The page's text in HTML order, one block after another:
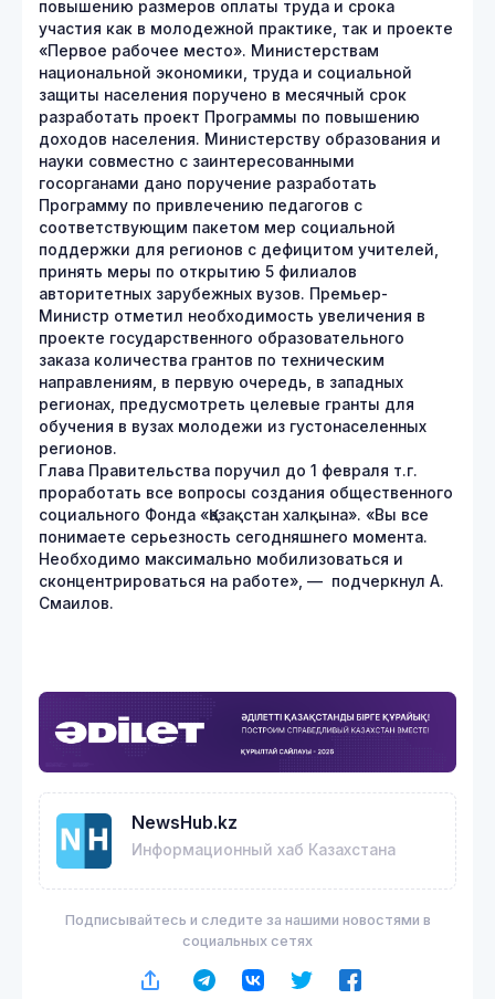
повышению размеров оплаты труда и срока
участия как в молодежной практике, так и проекте
«Первое рабочее место». Министерствам
национальной экономики, труда и социальной
защиты населения поручено в месячный срок
разработать проект Программы по повышению
доходов населения. Министерству образования и
науки совместно с заинтересованными
госорганами дано поручение разработать
Программу по привлечению педагогов с
соответствующим пакетом мер социальной
поддержки для регионов с дефицитом учителей,
принять меры по открытию 5 филиалов
авторитетных зарубежных вузов. Премьер-
Министр отметил необходимость увеличения в
проекте государственного образовательного
заказа количества грантов по техническим
направлениям, в первую очередь, в западных
регионах, предусмотреть целевые гранты для
обучения в вузах молодежи из густонаселенных
регионов.
Глава Правительства поручил до 1 февраля т.г.
проработать все вопросы создания общественного
социального Фонда «Қазақстан халқына». «Вы все
понимаете серьезность сегодняшнего момента.
Необходимо максимально мобилизоваться и
сконцентрироваться на работе», — подчеркнул А.
Смаилов.
NewsHub.kz
Информационный хаб Казахстана
Подписывайтесь и следите за нашими новостями в
социальных сетях